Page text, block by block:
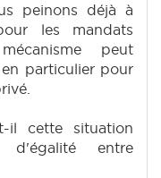
peinons déjà à
les mandats
peut
particulier pour
il cette situation
d'égalité entre